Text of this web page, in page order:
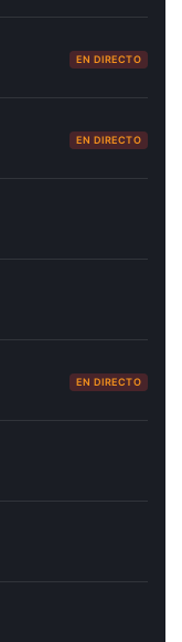
EN DIRECTO
EN DIRECTO
EN DIRECTO